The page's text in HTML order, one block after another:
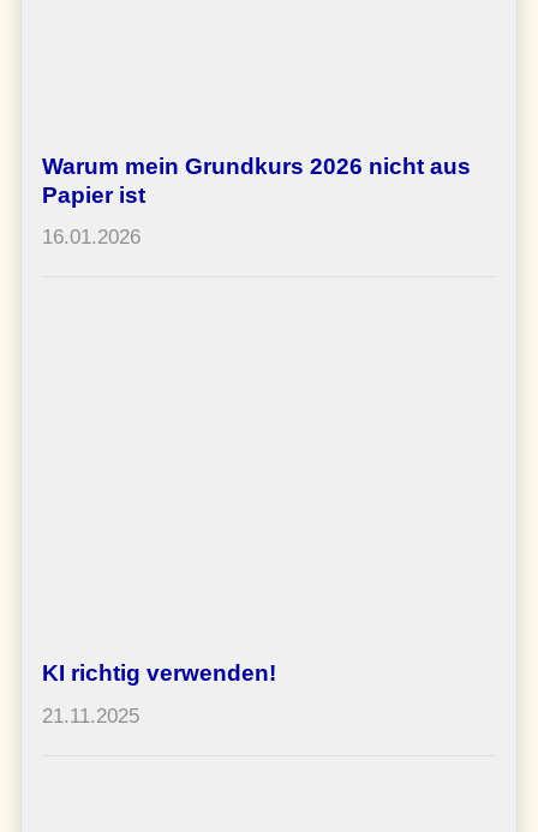
Warum mein Grundkurs 2026 nicht aus
Papier ist
16.01.2026
KI richtig verwenden!
21.11.2025